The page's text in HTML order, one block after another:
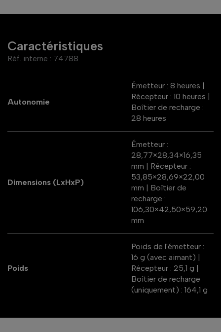
Caractéristiques
Réf. interne : 74788
Autonomie
Émetteur : 8 heures |
Récepteur : 10 heures |
Boîtier de recharge :
28 heures
Dimensions (LxHxP)
Émetteur :
28,77×28,34×16,35
mm | Récepteur :
53,85×28,69×22,00
mm | Boîtier de
recharge :
106,30×42,50×59,20
mm
Poids
Poids de l'émetteur :
16 g (avec aimant) |
Récepteur : 25,1 g |
Boîtier de recharge
(uniquement) : 164,1 g